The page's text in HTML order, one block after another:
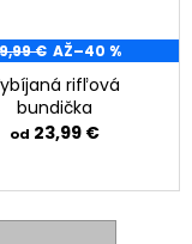
€ AŽ–40 %
rifľová
bundička
od 23,99 €